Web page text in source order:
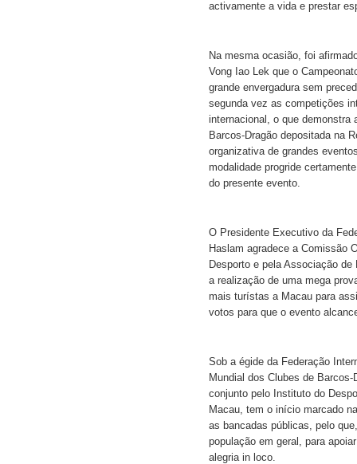
activamente a vida e prestar
Na mesma ocasião, foi
Vong Iao Lek que o
grande envergadura sem
segunda vez as competições
internacional, o que demonstra
Barcos-Dragão depositada na
organizativa de grandes
modalidade progride
do presente evento.
O Presidente Executivo da
Haslam agradece a Comissão
Desporto e pela Associação
a realização de uma mega
mais turístas a Macau para
votos para que o evento
Sob a égide da Federação
Mundial dos Clubes de
conjunto pelo Instituto do
Macau, tem o início marcado
as bancadas públicas, pelo
população em geral, para
alegria in loco.